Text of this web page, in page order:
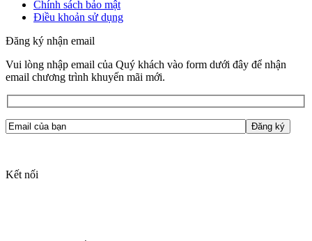
Chính sách bảo mật
Điều khoản sử dụng
Đăng ký nhận email
Vui lòng nhập email của Quý khách vào form dưới đây để nhận
email chương trình khuyến mãi mới.
Kết nối